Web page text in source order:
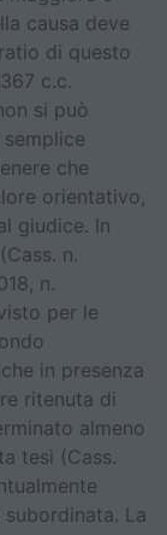
causa deve
di questo
c.c.
si può
che
orientativo,
giudice. In
n.
n.
per le
in presenza
ritenuta di
almeno
tesi (Cass.
La